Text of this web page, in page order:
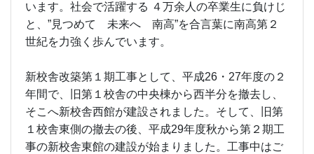
います。社会で活躍する ４万余人の卒業生に負けじ
と、”見つめて 未来へ 南高”を合言葉に南高第２
世紀を力強く歩んでいます。
新校舎改築第１期工事として、平成26・27年度の２
年間で、旧第１校舎の中央棟から西半分を撤去し、
そこへ新校舎西館が建設されました。そして、旧第
１校舎東側の撤去の後、平成29年度秋から第２期工
事の新校舎東館の建設が始まりました。工事中はご